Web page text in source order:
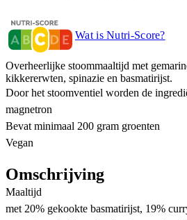
Wat is Nutri-Score?
Overheerlijke stoommaaltijd met
kikkererwten, spinazie en basmatirijst.
Door het stoomventiel worden de
magnetron​​
Bevat minimaal 200 gram groenten
Vegan
Omschrijving
Maaltijd
met 20% gekookte basmatirijst, 19%